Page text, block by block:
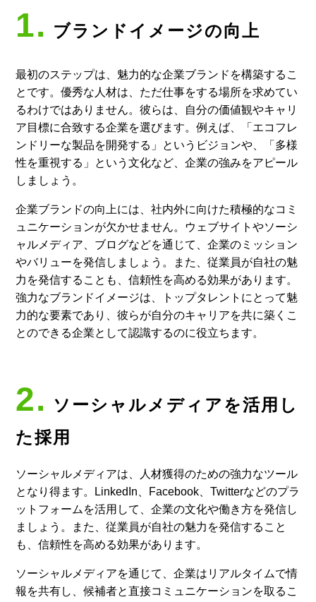
1. ブランドイメージの向上
最初のステップは、魅力的な企業ブランドを構築するこ
とです。優秀な人材は、ただ仕事をする場所を求めてい
るわけではありません。彼らは、自分の価値観やキャリ
ア目標に合致する企業を選びます。例えば、「エコフレ
ンドリーな製品を開発する」というビジョンや、「多様
性を重視する」という文化など、企業の強みをアピール
しましょう。
企業ブランドの向上には、社内外に向けた積極的なコミ
ュニケーションが欠かせません。ウェブサイトやソーシ
ャルメディア、ブログなどを通じて、企業のミッション
やバリューを発信しましょう。また、従業員が自社の魅
力を発信することも、信頼性を高める効果があります。
強力なブランドイメージは、トップタレントにとって魅
力的な要素であり、彼らが自分のキャリアを共に築くこ
とのできる企業として認識するのに役立ちます。
2. ソーシャルメディアを活用し
た採用
ソーシャルメディアは、人材獲得のための強力なツール
となり得ます。LinkedIn、Facebook、Twitterなどのプラ
ットフォームを活用して、企業の文化や働き方を発信し
ましょう。また、従業員が自社の魅力を発信すること
も、信頼性を高める効果があります。
ソーシャルメディアを通じて、企業はリアルタイムで情
報を共有し、候補者と直接コミュニケーションを取るこ